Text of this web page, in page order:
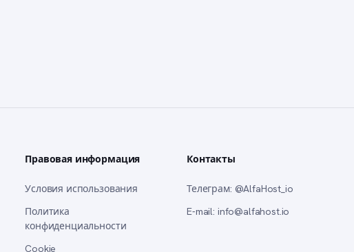
Правовая информация
Условия использования
Политика
конфиденциальности
Cookie
Контакты
Телеграм: @AlfaHost_io
E‑mail: info@alfahost.io